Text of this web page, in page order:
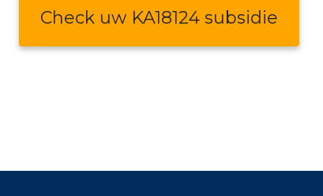
Check uw KA18124 subsidie